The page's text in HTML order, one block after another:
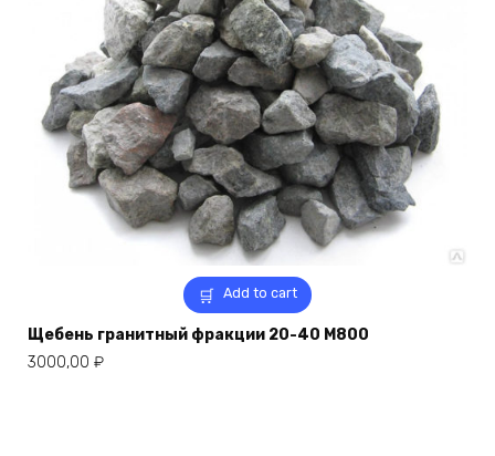
Add to cart
Щебень гранитный фракции 20-40 М800
3000,00 ₽